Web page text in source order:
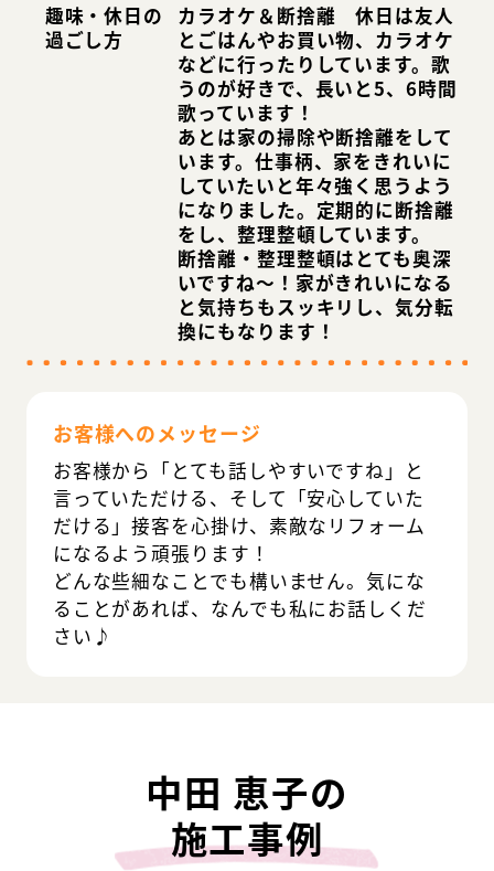
趣味・休日の
過ごし方
カラオケ＆断捨離 休日は友人
とごはんやお買い物、カラオケ
などに行ったりしています。歌
うのが好きで、長いと5、6時間
歌っています！
あとは家の掃除や断捨離をして
います。仕事柄、家をきれいに
していたいと年々強く思うよう
になりました。定期的に断捨離
をし、整理整頓しています。
断捨離・整理整頓はとても奥深
いですね～！家がきれいになる
と気持ちもスッキリし、気分転
換にもなります！
お客様へのメッセージ
お客様から「とても話しやすいですね」と
言っていただける、そして「安心していた
だける」接客を心掛け、素敵なリフォーム
になるよう頑張ります！
どんな些細なことでも構いません。気にな
ることがあれば、なんでも私にお話しくだ
さい♪
中田 恵子の
施工事例